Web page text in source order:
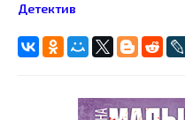
Детектив